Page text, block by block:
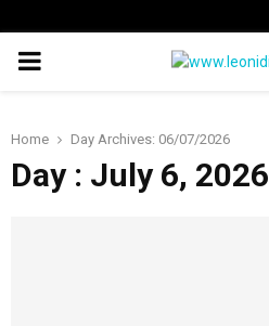
PRIMARY
Home Day Archives: 06/07/2026
Day : July 6, 2026